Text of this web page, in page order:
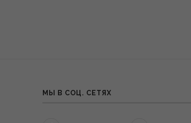
МЫ В СОЦ. СЕТЯХ